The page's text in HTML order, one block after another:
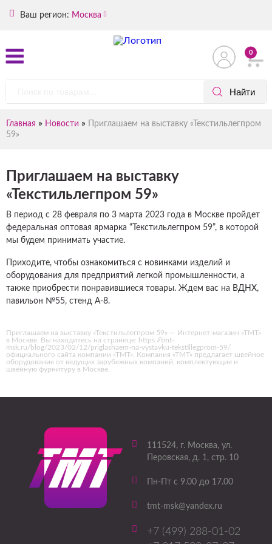
Ваш регион: Москва
0
Главная » Новости »
Приглашаем на выставку «Текстильлегпром
59»
Приглашаем на выставку
«Текстильлегпром 59»
В период с 28 февраля по 3 марта 2023 года в Москве пройдет
федеральная оптовая ярмарка “Текстильлегпром 59”, в которой
мы будем принимать участие.
Приходите, чтобы ознакомиться с новинками изделий и
оборудования для предприятий легкой промышленности, а
также приобрести понравившиеся товары. Ждем вас на ВДНХ,
павильон №55, стенд А-8.
Приглашаем на выставку «Текстильлегпром 59» — Интернет-магазин «ТМТ»
в Москве. Вы находитесь на странице: https://tmt-
msk.ru/blog/2023/02/12/priglashaem-na-vystavku-tekstillegprom-59/
официального сайта компании «ТМТ». Компания «ТМТ» предлагает швейное
оборудование от ведущих зарубежных компаний, комплектующие и
швейную фурнитуру в Москве.
111524, г. Москва, ул.
Перовская, д. 1, стр. 10
Пн-Пт с 9.00 до 17.00
tmt-msk@yandex.ru
+7 (499) 288-01-02